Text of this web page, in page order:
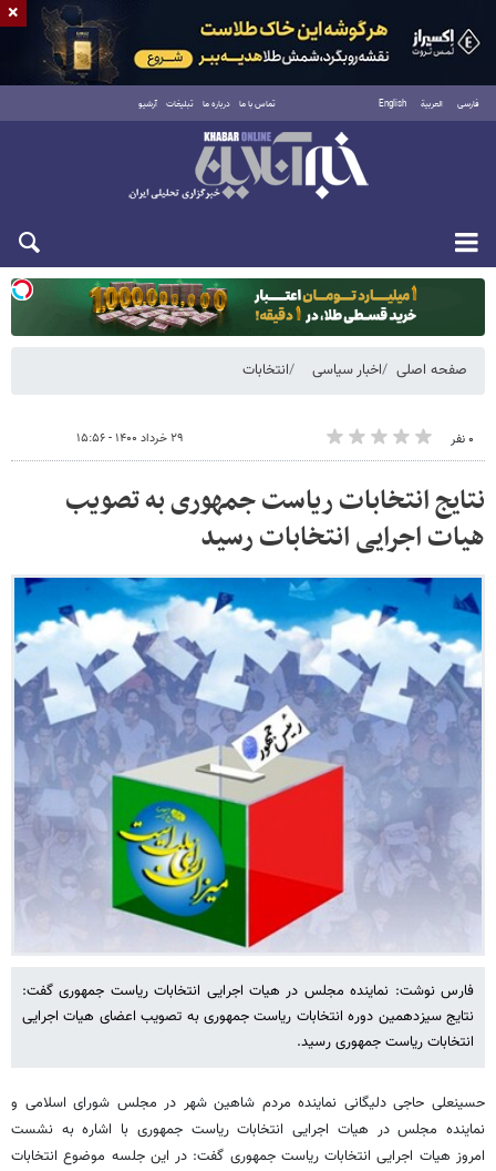
فارسی العربية English تماس با ما درباره ما تبلیغات آرشیو
یکشنبه ۱۸ مرداد ۱۴۰۵
صفحه اصلی اخبار سیاسی انتخابات
۰ نفر ۲۹ خرداد ۱۴۰۰ - ۱۵:۵۶
نتایج انتخابات ریاست جمهوری به تصویب
هیات اجرایی انتخابات رسید
فارس نوشت: نماینده مجلس در هیات اجرایی انتخابات ریاست جمهوری گفت:
نتایج سیزدهمین دوره انتخابات ریاست جمهوری به تصویب اعضای هیات اجرایی
انتخابات ریاست جمهوری رسید.
حسینعلی حاجی دلیگانی نماینده مردم شاهین شهر در مجلس شورای اسلامی و
نماینده مجلس در هیات اجرایی انتخابات ریاست جمهوری با اشاره به نشست
امروز هیات اجرایی انتخابات ریاست جمهوری گفت: در این جلسه موضوع انتخابات
×